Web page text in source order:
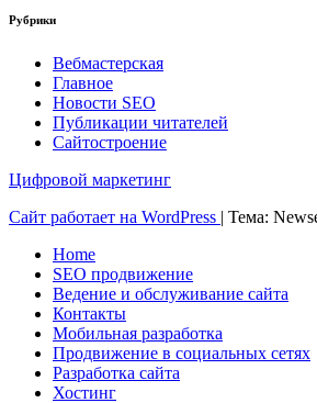
Рубрики
Вебмастерская
Главное
Новости SEO
Публикации читателей
Сайтостроение
Цифровой маркетинг
Сайт работает на WordPress | Тема:
Home
SEO продвижение
Ведение и обслуживание сайта
Контакты
Мобильная разработка
Продвижение в социальных сетях
Разработка сайта
Хостинг